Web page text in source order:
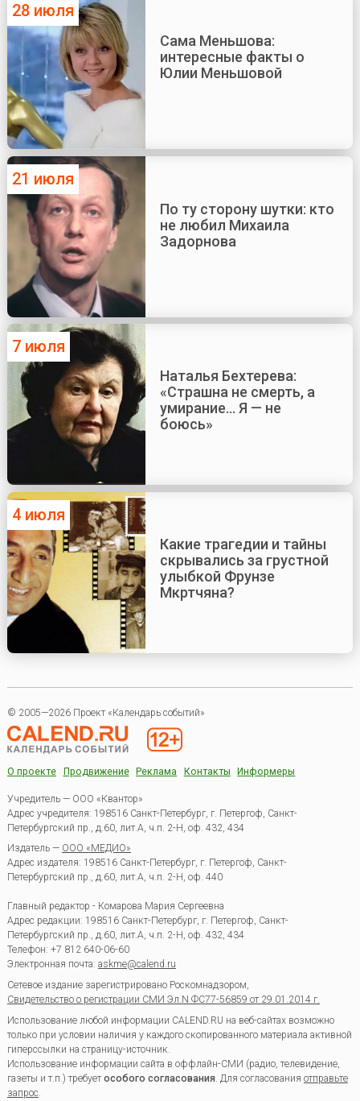
28 июля
Сама Меньшова:
интересные факты о
Юлии Меньшовой
21 июля
По ту сторону шутки: кто
не любил Михаила
Задорнова
7 июля
Наталья Бехтерева:
«Страшна не смерть, а
умирание... Я — не
боюсь»
4 июля
Какие трагедии и тайны
скрывались за грустной
улыбкой Фрунзе
Мкртчяна?
© 2005—2026 Проект «Календарь событий»
О проекте Продвижение Реклама Контакты Информеры
Учредитель — ООО «Квантор»
Адрес учредителя: 198516 Санкт-Петербург, г. Петергоф, Санкт-
Петербургский пр., д.60, лит.А, ч.п. 2-Н, оф. 432, 434
Издатель — ООО «МЕДИО»
Адрес издателя: 198516 Санкт-Петербург, г. Петергоф, Санкт-
Петербургский пр., д.60, лит.А, ч.п. 2-Н, оф. 440
Главный редактор - Комарова Мария Сергеевна
Адрес редакции: 198516 Санкт-Петербург, г. Петергоф, Санкт-
Петербургский пр., д.60, лит.А, ч.п. 2-Н, оф. 432, 434
Телефон: +7 812 640-06-60
Электронная почта: askme@calend.ru
Сетевое издание зарегистрировано Роскомнадзором,
Свидетельство о регистрации СМИ Эл.N ФС77-56859 от 29.01.2014 г.
Использование любой информации CALEND.RU на веб-сайтах возможно
только при условии наличия у каждого скопированного материала активной
гиперссылки на страницу-источник.
Использование информации сайта в оффлайн-СМИ (радио, телевидение,
газеты и т.п.) требуетособого согласования . Для согласования отправьте
запрос